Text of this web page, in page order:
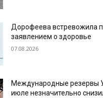
Дорофеева встревожила
заявлением о здоровье
07.08.2026
Международные резервы
июле незначительно